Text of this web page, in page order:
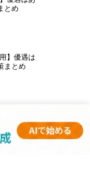
とめ
】優遇は
まとめ
採用】優
対策まと